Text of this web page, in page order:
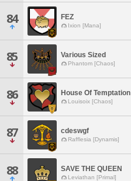
84 FEZ
Ixion [Mana]
85 Various Sized
Phantom [Chaos]
86 House Of Temptation
Louisoix [Chaos]
87 cdeswgf
Rafflesia [Dynamis]
88 SAVE THE QUEEN
Leviathan [Primal]